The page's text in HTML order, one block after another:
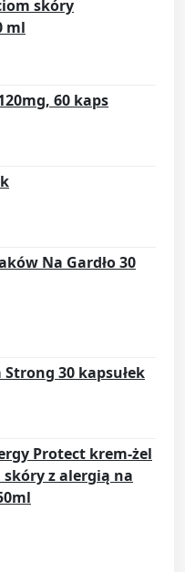
skóry
ml
60 kaps
Na Gardło 30
30 kapsułek
Protect krem-żel
z alergią na